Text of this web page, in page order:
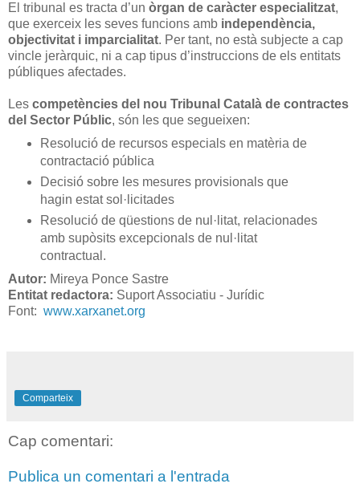
El tribunal es tracta d’un òrgan de caràcter especialitzat,
que exerceix les seves funcions amb independència,
objectivitat i imparcialitat. Per tant, no està subjecte a cap
vincle jeràrquic, ni a cap tipus d’instruccions de els entitats
públiques afectades.
Les competències del nou Tribunal Català de contractes
del Sector Públic, són les que segueixen:
Resolució de recursos especials en matèria de
contractació pública
Decisió sobre les mesures provisionals que
hagin estat sol·licitades
Resolució de qüestions de nul·litat, relacionades
amb supòsits excepcionals de nul·litat
contractual.
Autor: Mireya Ponce Sastre
Entitat redactora: Suport Associatiu - Jurídic
Font: www.xarxanet.org
Comparteix
Cap comentari:
Publica un comentari a l'entrada